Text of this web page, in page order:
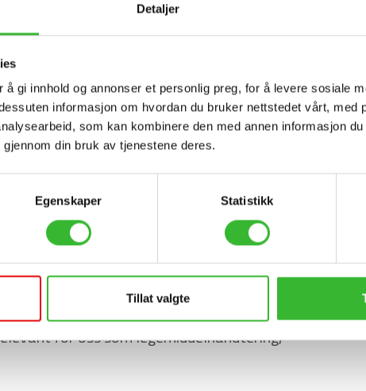
Detaljer
gi innhold og annonser et personlig preg, for å levere sosiale
informasjon om hvordan du bruker nettstedet vårt, med
som kan kombinere den med annen informasjon
din bruk av tjenestene deres.
Egenskaper Statistikk
Tillat valgte
synes EQS er veldig brukervennlig, og det er lett å få hjelp når en trenger det, sier
Susanne Pieper ved Sykehusapoteket i Trondheim.
på en del av dokumentene som hører til
for oss som legemiddelhåndtering,